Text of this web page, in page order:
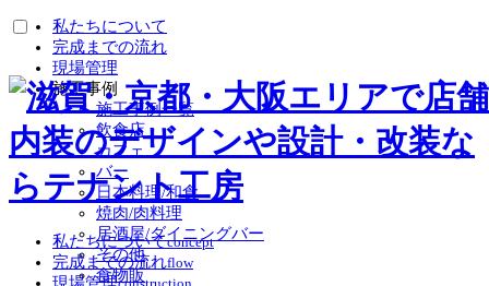
私たちについてconcept
完成までの流れflow
私たちについて
完成までの流れ
現場管理
施工事例
施工事例一覧
飲食店
カフェ
バー
日本料理/和食
焼肉/肉料理
居酒屋/ダイニングバー
その他
食物販